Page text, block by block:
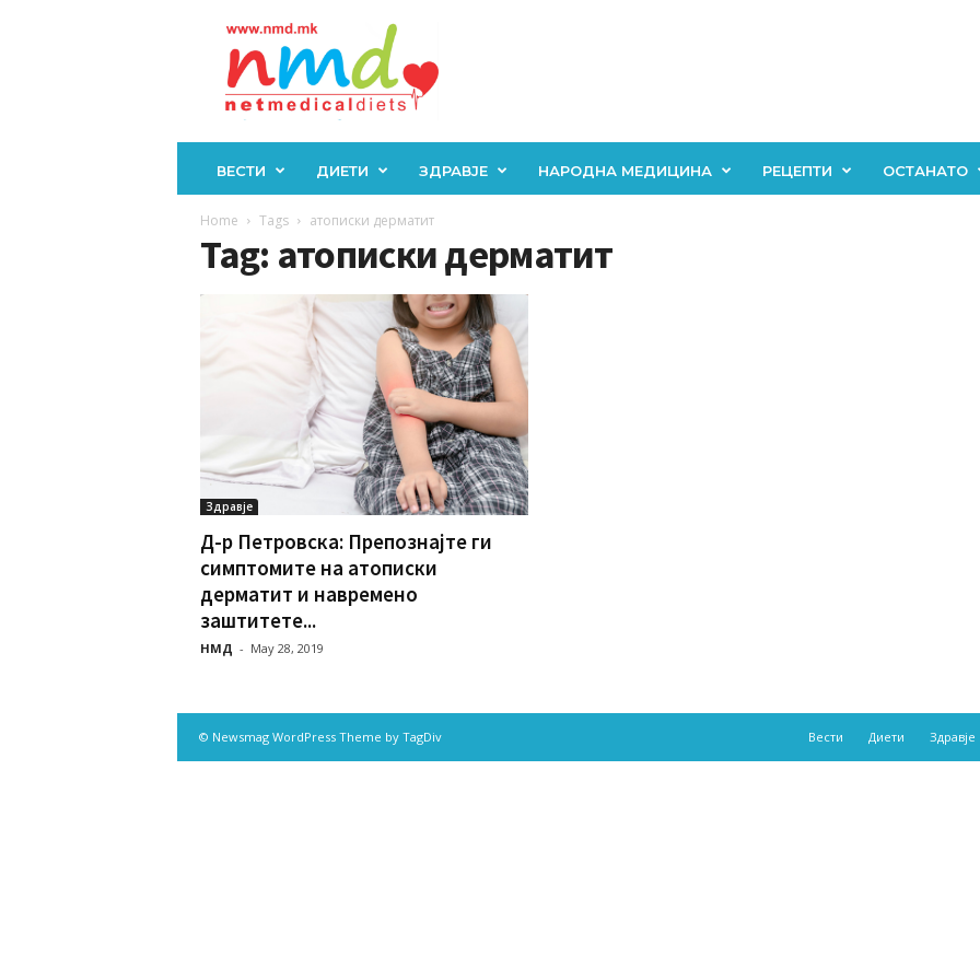
ВЕСТИ ДИЕТИ ЗДРАВЈЕ НАРОДНА МЕДИЦИНА РЕЦЕПТИ ОСТАНАТО
Home Tags атописки дерматит
Tag: атописки дерматит
Здравје
Д-р Петровска: Препознајте ги
симптомите на атописки
дерматит и навремено
заштитете...
НМД - May 28, 2019
Вести Диети Здравје
© Newsmag WordPress Theme by TagDiv